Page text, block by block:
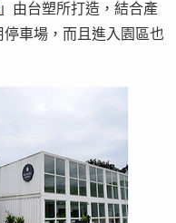
」由台塑所打造，結合產
車場，而且進入園區也